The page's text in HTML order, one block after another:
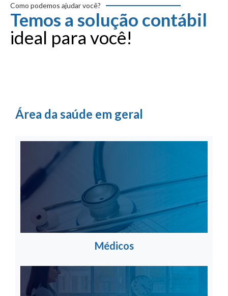
Como podemos ajudar você?
Temos a solução contábil
ideal para você!
Área da saúde em geral
Médicos